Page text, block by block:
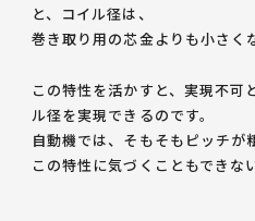
と、 コイル径は、
巻き取り用の芯金よりも小さく
この特性を活かすと、実現不可
ル径を実現できるのです。
自動機では、そもそもピッチが
この特性に気づくこともできな